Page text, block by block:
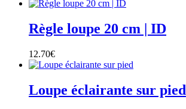
Règle loupe 20 cm | ID
12.70€
Loupe éclairante sur pied